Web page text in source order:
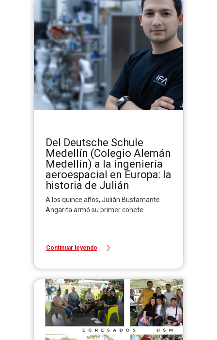
Del Deutsche Schule
Medellín (Colegio Alemán
Medellín) a la ingeniería
aeroespacial en Europa: la
historia de Julián
A los quince años, Julián Bustamante
Angarita armó su primer cohete.
Continuar leyendo